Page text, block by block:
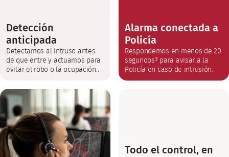
Detección
anticipada
Detectamos al intruso antes
de que entre y actuamos para
evitar el robo o la ocupación..
Alarma conectada a
Policía
Respondemos en menos de 20
segundos³ para avisar a la
Policía en caso de intrusión.
Todo el control, en